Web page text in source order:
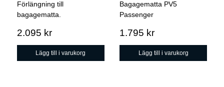
Förlängning till
bagagematta.
2.095 kr
Lägg till i varukorg
Bagagematta PV5
Passenger
1.795 kr
Lägg till i varukorg